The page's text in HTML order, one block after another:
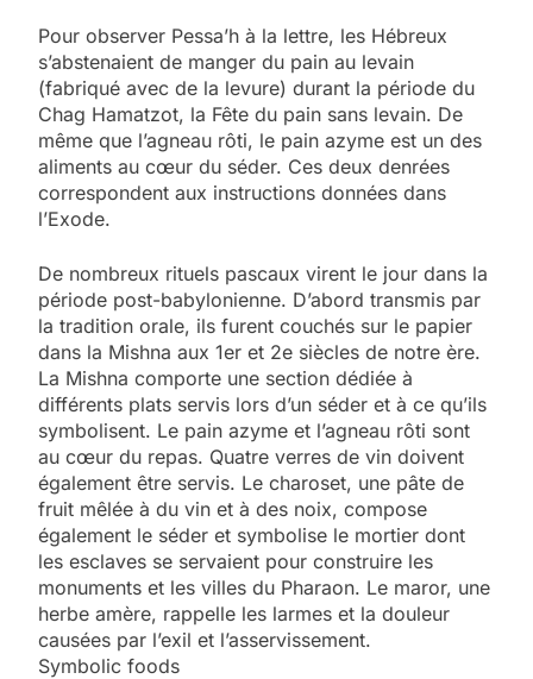
Pour observer Pessa’h à la lettre, les Hébreux
s’abstenaient de manger du pain au levain
(fabriqué avec de la levure) durant la période du
Chag Hamatzot, la Fête du pain sans levain. De
même que l’agneau rôti, le pain azyme est un des
aliments au cœur du séder. Ces deux denrées
correspondent aux instructions données dans
l’Exode.
De nombreux rituels pascaux virent le jour dans la
période post-babylonienne. D’abord transmis par
la tradition orale, ils furent couchés sur le papier
dans la Mishna aux 1er et 2e siècles de notre ère.
La Mishna comporte une section dédiée à
différents plats servis lors d’un séder et à ce qu’ils
symbolisent. Le pain azyme et l’agneau rôti sont
au cœur du repas. Quatre verres de vin doivent
également être servis. Le charoset, une pâte de
fruit mêlée à du vin et à des noix, compose
également le séder et symbolise le mortier dont
les esclaves se servaient pour construire les
monuments et les villes du Pharaon. Le maror, une
herbe amère, rappelle les larmes et la douleur
causées par l’exil et l’asservissement.
Symbolic foods